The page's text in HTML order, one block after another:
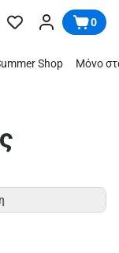
0
Shop Μόνο